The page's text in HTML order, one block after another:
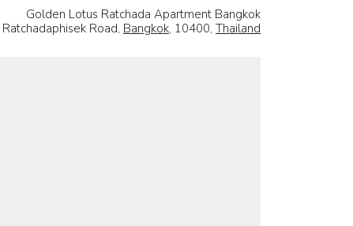
Golden Lotus Ratchada Apartment Bangkok
Road, Bangkok, 10400, Thailand